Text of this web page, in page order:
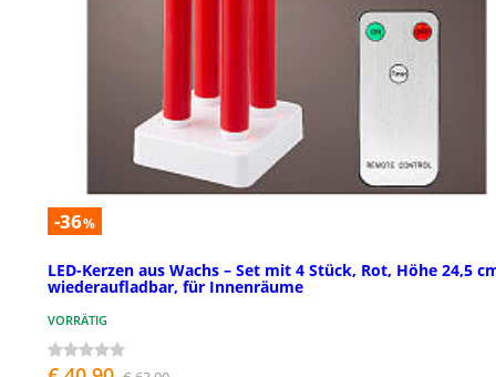
-36%
LED-Kerzen aus Wachs – Set mit 4 Stück, Rot, Höhe 24,5
wiederaufladbar, für Innenräume
VORRÄTIG